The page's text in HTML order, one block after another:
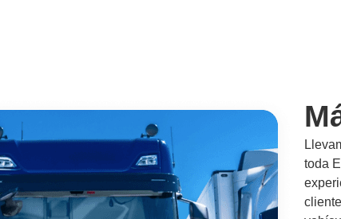
toda